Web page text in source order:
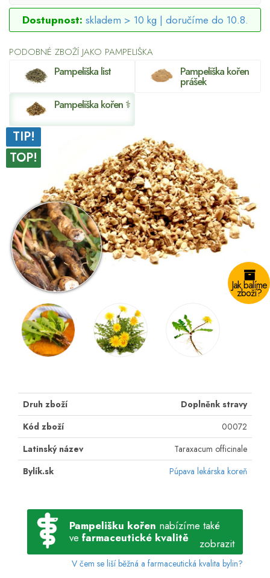
Dostupnost: skladem > 10 kg | doručíme do 10.8.
PODOBNÉ ZBOŽÍ JAKO PAMPELIŠKA
Pampeliška list Pampeliška kořen
prášek
Pampeliška kořen ⚕
TIP!
TOP!
Jak balíme
zboží?
Druh zboží
Doplněnk stravy
Kód zboží
00072
Latinský název
Taraxacum officinale
Bylík.sk
Púpava lekárska koreň
Pampelišku kořen nabízíme také
ve farmaceutické kvalitě zobrazit
V čem se liší běžná a farmaceutická kvalita bylin?